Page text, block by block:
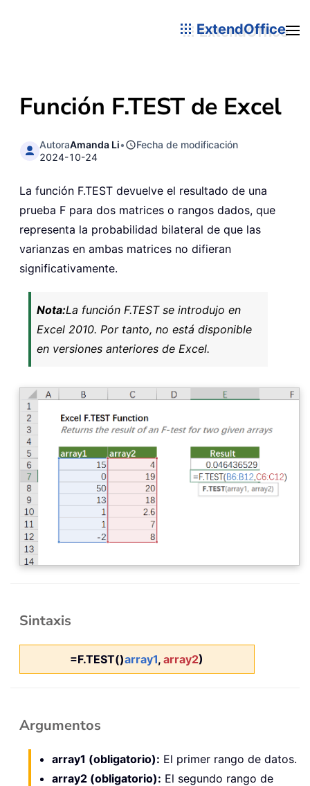
ExtendOffice
Función F.TEST de Excel
AutoraAmanda Li•
Fecha de modificación
2024-10-24
La función F.TEST devuelve el resultado de una
prueba F para dos matrices o rangos dados, que
representa la probabilidad bilateral de que las
varianzas en ambas matrices no difieran
significativamente.
Nota:La función F.TEST se introdujo en
Excel 2010. Por tanto, no está disponible
en versiones anteriores de Excel.
Sintaxis
=F.TEST()array1,array2)
Argumentos
array1 (obligatorio): El primer rango de datos.
array2 (obligatorio): El segundo rango de